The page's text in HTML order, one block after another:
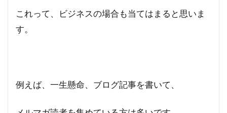
これって、ビジネスの場合も当てはまると思いま
す。
例えば、一生懸命、ブログ記事を書いて、